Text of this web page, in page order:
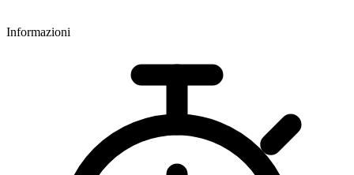
Informazioni